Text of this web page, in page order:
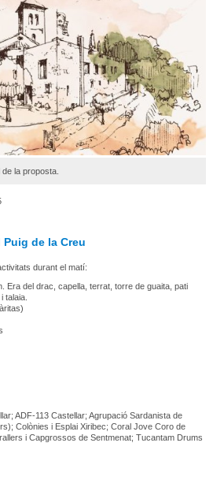
la proposta.
Puig de la Creu
durant el matí:
Era del drac, capella, terrat, torre de guaita, pati
talaia.
ADF-113 Castellar; Agrupació Sardanista de
Colònies i Esplai Xiribec; Coral Jove Coro de
i Capgrossos de Sentmenat; Tucantam Drums